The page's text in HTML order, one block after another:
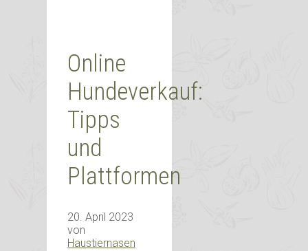
Online
Hundeverkauf:
Tipps
und
Plattformen
20. April 2023
von
Haustiernasen